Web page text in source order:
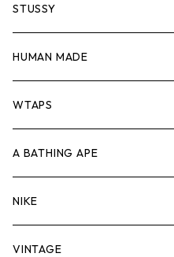
シャツ
ジャケット
パンツ
キャップ・ハット
バッグ
シューズ
スウェット/ニット
シャツ
ジャケット
パンツ
キャップ・ハット
バッグ
ロンTEE
スウェット/ニット
シャツ
ジャケット
パンツ
キャップ・ハット
Tシャツ
ロンTEE
スウェット/ニット
シャツ
ジャケット
パンツ
STUSSY
Tシャツ
ロンTEE
スウェット/ニット
シャツ
ジャケット
HUMAN MADE
Tシャツ
ロンT
スウェット/ニット
シャツ
WTAPS
Tシャツ
ロンTEE
スウェット/ニット
A BATHING APE
Tシャツ
ロンTEE
NIKE
シューズ
VINTAGE